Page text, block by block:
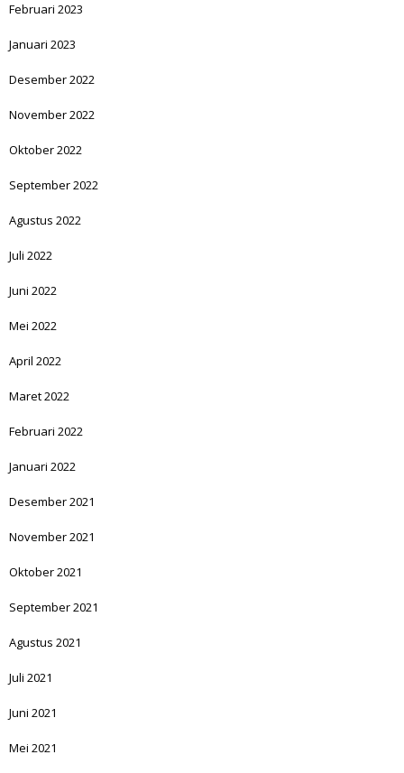
Februari 2023
Januari 2023
Desember 2022
November 2022
Oktober 2022
September 2022
Agustus 2022
Juli 2022
Juni 2022
Mei 2022
April 2022
Maret 2022
Februari 2022
Januari 2022
Desember 2021
November 2021
Oktober 2021
September 2021
Agustus 2021
Juli 2021
Juni 2021
Mei 2021